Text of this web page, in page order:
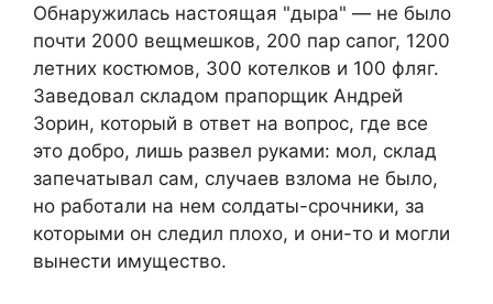
Обнаружилась настоящая "дыра" — не было
почти 2000 вещмешков, 200 пар сапог, 1200
летних костюмов, 300 котелков и 100 фляг.
Заведовал складом прапорщик Андрей
Зорин, который в ответ на вопрос, где все
это добро, лишь развел руками: мол, склад
запечатывал сам, случаев взлома не было,
но работали на нем солдаты-срочники, за
которыми он следил плохо, и они-то и могли
вынести имущество.